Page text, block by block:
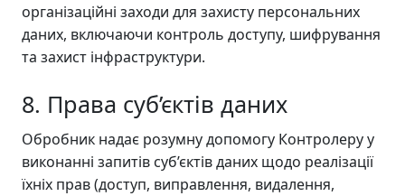
організаційні заходи для захисту персональних
даних, включаючи контроль доступу, шифрування
та захист інфраструктури.
8. Права суб’єктів даних
Обробник надає розумну допомогу Контролеру у
виконанні запитів суб’єктів даних щодо реалізації
їхніх прав (доступ, виправлення, видалення,